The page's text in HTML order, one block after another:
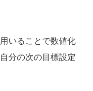
いることで数値化
分の次の目標設定